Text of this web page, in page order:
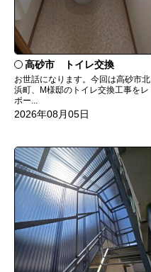
高砂市 トイレ交換
お世話になります。今回は高砂市北
浜町、M様邸のトイレ交換工事をレ
ポー...
2026年08月05日